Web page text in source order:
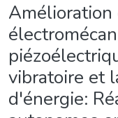
Amélioration
vibratoire et
d'énergie: